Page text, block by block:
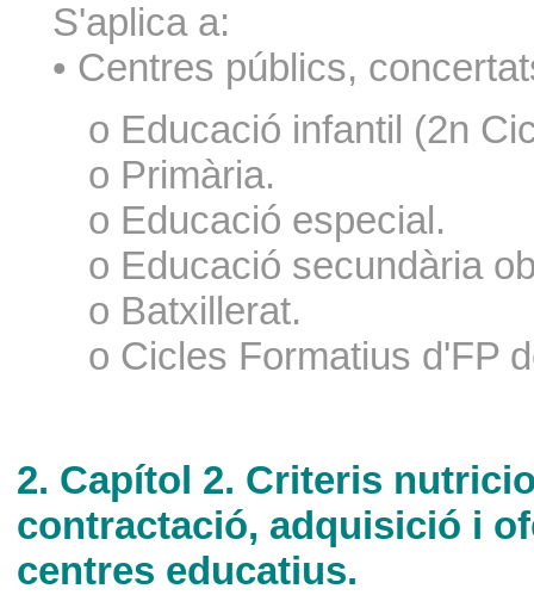
S'aplica a:
• Centres públics,
o Educació infantil (2n
o Primària.
o Educació especial.
o Educació secundària
o Batxillerat.
o Cicles Formatius d'FP
2. Capítol 2. Criteris
contractació, adquisició i
centres educatius.